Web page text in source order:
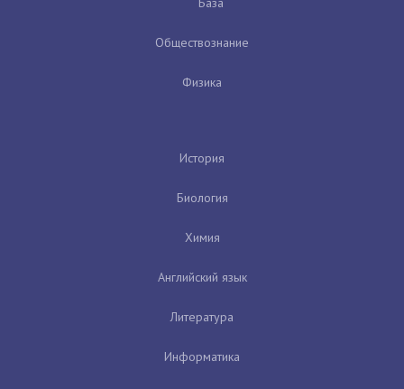
Обществознание
Физика
История
Биология
Химия
Английский язык
Литература
Информатика